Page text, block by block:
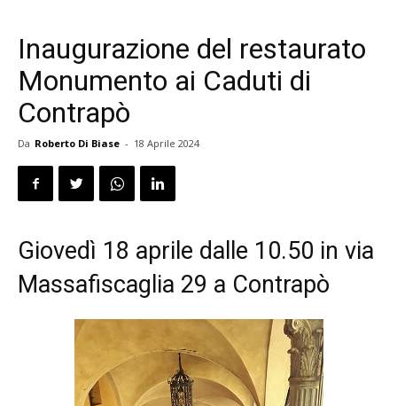
Inaugurazione del restaurato
Monumento ai Caduti di
Contrapò
Da Roberto Di Biase - 18 Aprile 2024
Giovedì 18 aprile dalle 10.50 in via
Massafiscaglia 29 a Contrapò